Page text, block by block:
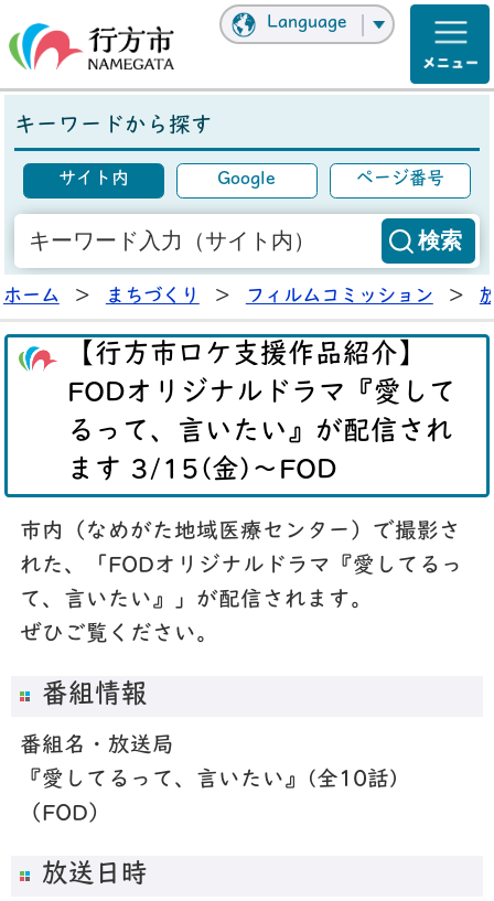
Language
キーワードから探す
サイト内 Google ページ番号
ホーム > まちづくり > フィルムコミッション >
【行方市ロケ支援作品紹介】
FODオリジナルドラマ『愛して
るって、言いたい』が配信され
ます 3/15(金)～FOD
市内（なめがた地域医療センター）で撮影さ
れた、「FODオリジナルドラマ『愛してるっ
て、言いたい』」が配信されます。
ぜひご覧ください。
番組情報
番組名・放送局
『愛してるって、言いたい』(全10話)
（FOD）
放送日時